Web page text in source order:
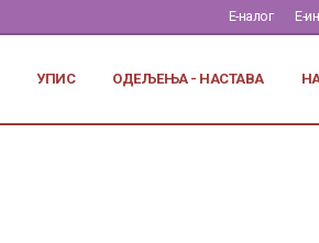
Е-налог Е-
УПИС ОДЕЉЕЊА - НАСТАВА